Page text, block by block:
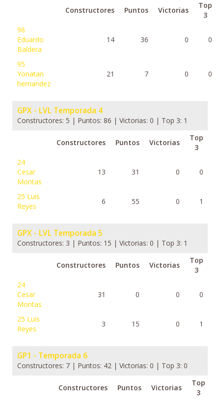
Constructores Puntos Victorias
Top
3
96
Eduardo
Baldera
14 36 0 0
95
Yonatan
hernandez
21 7 0 0
GPX - LVL Temporada 4
Constructores: 5 | Puntos: 86 | Victorias: 0 | Top 3: 1
Constructores Puntos Victorias
Top
3
24
Cesar
Montas
13 31 0 0
25 Luis
Reyes
6 55 0 1
GPX - LVL Temporada 5
Constructores: 3 | Puntos: 15 | Victorias: 0 | Top 3: 1
Constructores Puntos Victorias
Top
3
24
Cesar
Montas
31 0 0 0
25 Luis
Reyes
3 15 0 1
GP1 - Temporada 6
Constructores: 7 | Puntos: 42 | Victorias: 0 | Top 3: 0
Constructores Puntos Victorias
Top
3